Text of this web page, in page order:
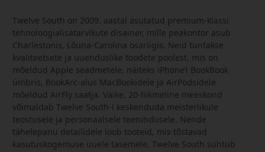
Twelve South on 2009. aastal asutatud premium-klassi
tehnoloogialisatarvikute disainer, mille peakontor asub
Charlestonis, Lõuna-Carolina osariigis. Neid tuntakse
kvaliteetsete ja uuenduslike toodete poolest, mis on
mõeldud Apple seadmetele, näiteks iPhone’i BookBook
ümbris, BookArc-alus MacBookidele ja AirPodsidele
mõeldud AirFly saatja. Väike, 20-liikmeline meeskond
võimaldab Twelve South-l keskenduda meisterlikule
teostusele ja personaalsele teenindusele. Nende
tähelepanu detailidele loob tooteid, mis tõstavad
kasutuskogemuse uuele tasemele. Twelve South suhtub